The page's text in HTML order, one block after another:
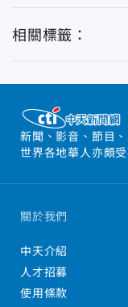
相關標籤：
新聞、影音、節目
世界各地華人亦頗
關於我們
中天介紹
人才招募
使用條款